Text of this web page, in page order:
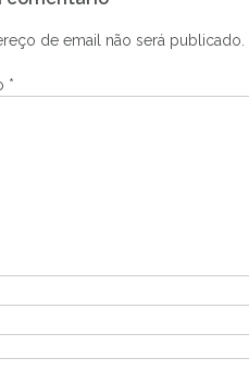
de email não será publicado.
*